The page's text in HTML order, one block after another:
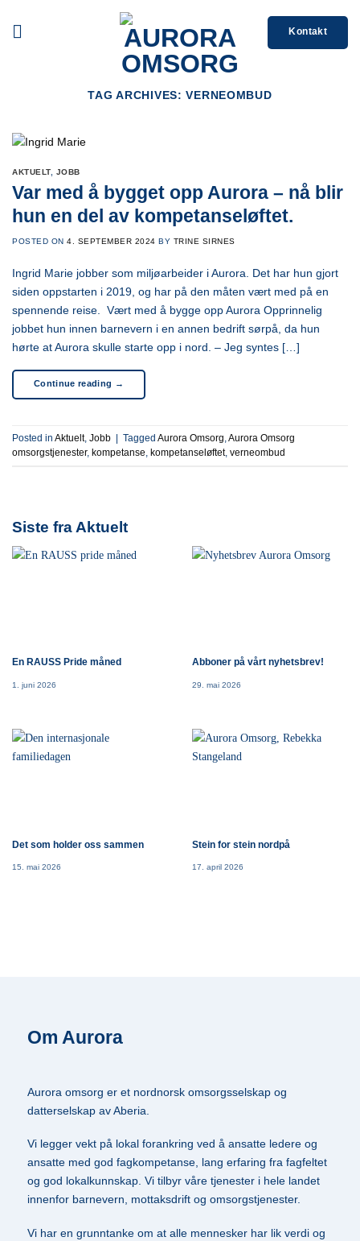
Kontakt
TAG ARCHIVES:VERNEOMBUD
AKTUELT, JOBB
Var med å bygget opp Aurora – nå blir
hun en del av kompetanseløftet.
POSTED ON4. SEPTEMBER 2024 BY TRINE SIRNES
Ingrid Marie jobber som miljøarbeider i Aurora. Det har hun gjort
siden oppstarten i 2019, og har på den måten vært med på en
spennende reise. Vært med å bygge opp Aurora Opprinnelig
jobbet hun innen barnevern i en annen bedrift sørpå, da hun
hørte at Aurora skulle starte opp i nord. – Jeg syntes […]
Continue reading →
Posted in Aktuelt, Jobb Tagged Aurora Omsorg Aurora Omsorg
omsorgstjenester, kompetanse kompetanseløftet, verneombud
Siste fra Aktuelt
En RAUSS Pride måned
1. juni 2026
Abboner på vårt nyhetsbrev!
29. mai 2026
Det som holder oss sammen
15. mai 2026
Stein for stein nordpå
17. april 2026
Om Aurora
Aurora omsorg er et nordnorsk omsorgsselskap og
datterselskap av Aberia.
Vi legger vekt på lokal forankring ved å ansatte ledere og
ansatte med god fagkompetanse, lang erfaring fra fagfeltet
og god lokalkunnskap. Vi tilbyr våre tjenester i hele landet
innenfor barnevern, mottaksdrift og omsorgstjenester.
Vi har en grunntanke om at alle mennesker har lik verdi og